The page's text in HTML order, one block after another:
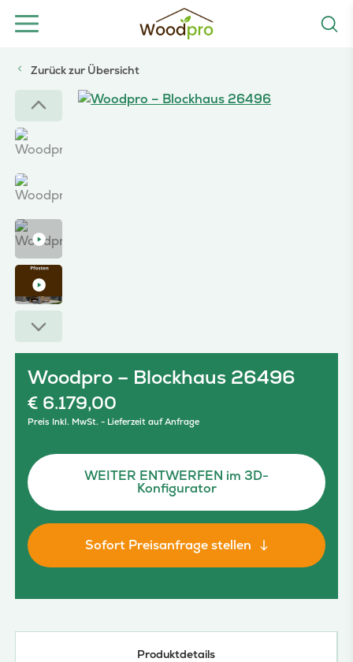
Zurück zur Übersicht
Woodpro – Blockhaus 26496
€ 6.179,00
Preis Inkl. MwSt. - Lieferzeit auf Anfrage
WEITER ENTWERFEN im 3D-
Konfigurator
Sofort Preisanfrage stellen
Produktdetails